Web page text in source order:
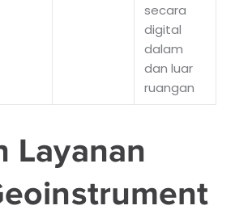
secara
digital
dalam
dan luar
ruangan
Layanan